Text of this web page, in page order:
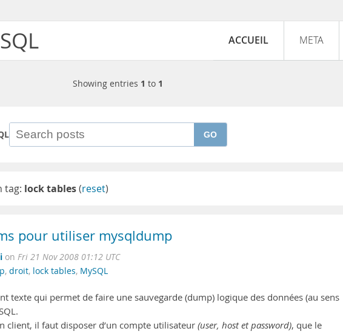
ACCUEIL META
Showing entries 1 to 1
GO
tag: lock tables(reset)
pour utiliser mysqldump
on Fri 21 Nov 2008 01:12 UTC
, droit, lock tables, MySQL
texte qui permet de faire une sauvegarde (dump) logique des données (au sens
client, il faut disposer d’un compte utilisateur (user, host et password), que le